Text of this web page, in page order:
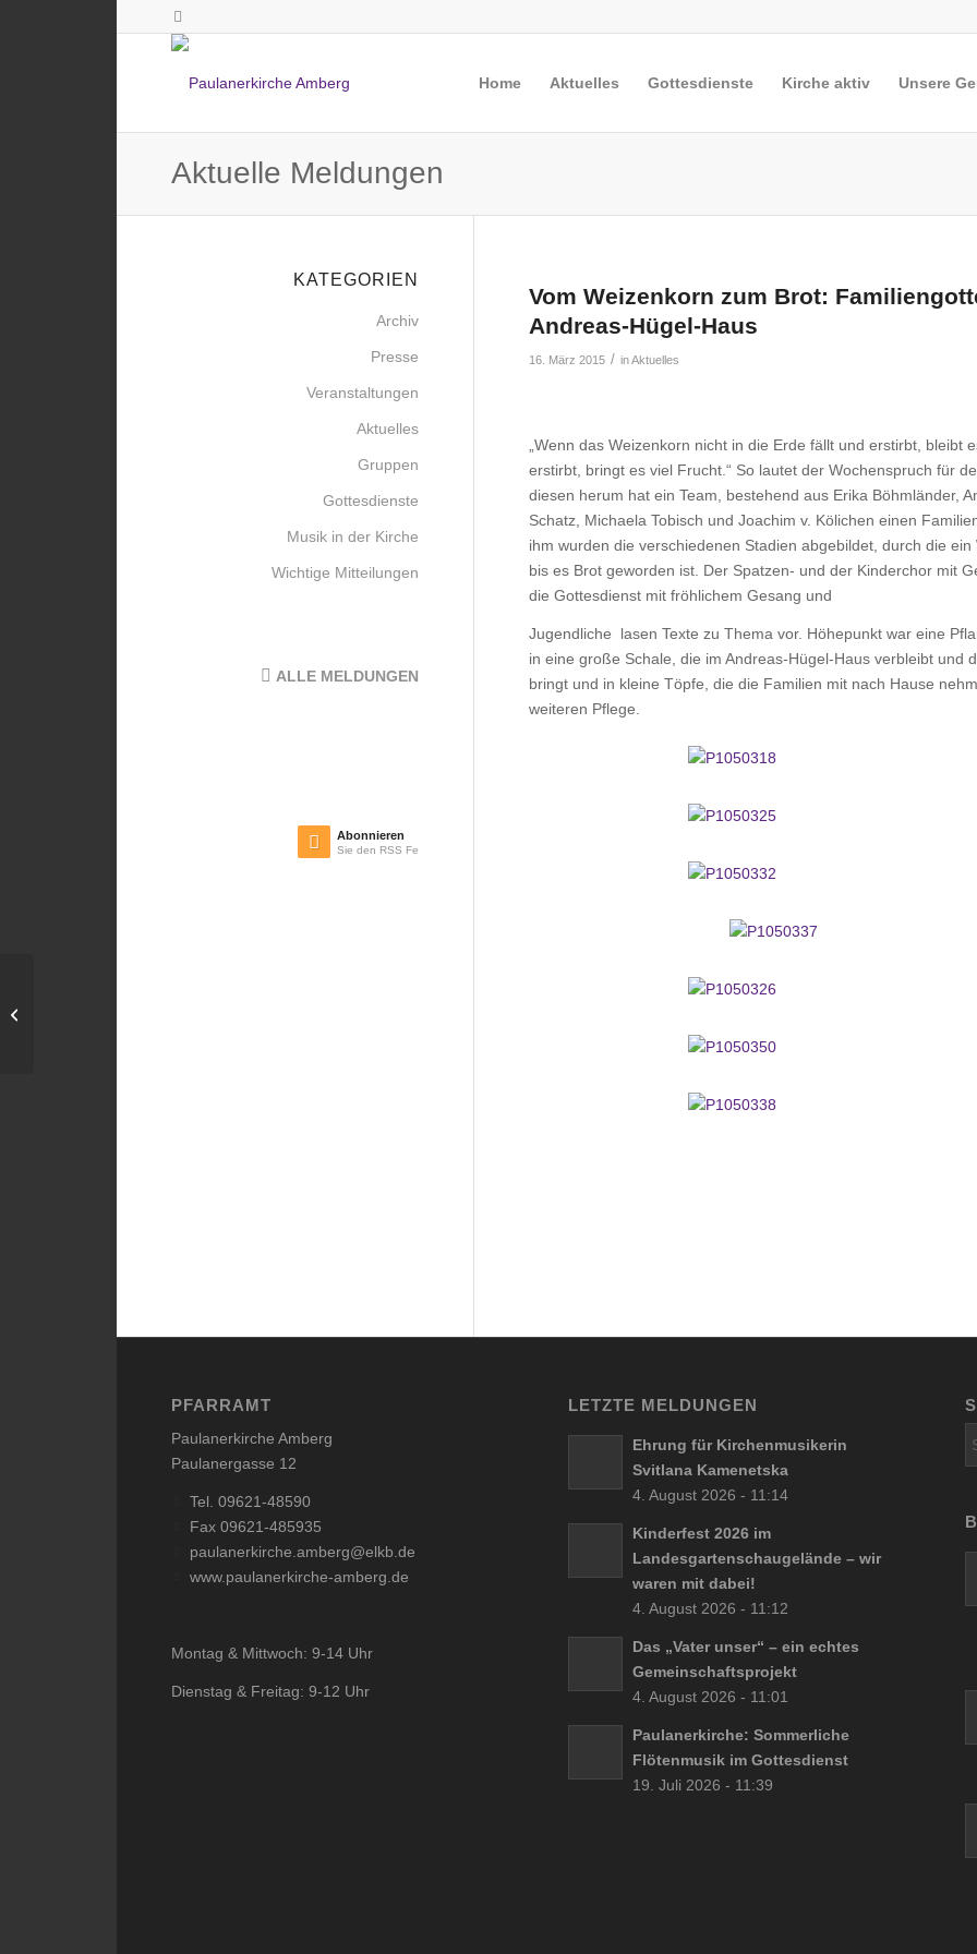
Home Aktuelles Gottesdienste Kirche aktiv Unsere
Aktuelle Meldungen
Vom Weizenkorn zum Brot:
Andreas-Hügel-Haus
16. März 2015 / inAktuelles
„Wenn das Weizenkorn nicht in die Erde fällt und erstirbt, bleibt
erstirbt, bringt es viel Frucht.“ So lautet der Wochenspruch für
diesen herum hat ein Team, bestehend aus Erika Böhmländer,
Schatz, Michaela Tobisch und Joachim v. Kölichen einen
ihm wurden die verschiedenen Stadien abgebildet, durch die ein
bis es Brot geworden ist. Der Spatzen- und der Kinderchor mit
die Gottesdienst mit fröhlichem Gesang und
Jugendliche lasen Texte zu Thema vor. Höhepunkt war eine
in eine große Schale, die im Andreas-Hügel-Haus verbleibt und
bringt und in kleine Töpfe, die die Familien mit nach Hause
weiteren Pflege.
KATEGORIEN
Archiv
Presse
Veranstaltungen
Aktuelles
Gruppen
Gottesdienste
Musik in der Kirche
Wichtige Mitteilungen
ALLE MELDUNGEN
Abonnieren
Sie den RSS Feed
PFARRAMT
Paulanerkirche Amberg
Paulanergasse 12
Tel. 09621-48590
Fax 09621-485935
paulanerkirche.amberg@elkb.de
www.paulanerkirche-amberg.de
Montag & Mittwoch: 9-14 Uhr
Dienstag & Freitag: 9-12 Uhr
LETZTE MELDUNGEN
Ehrung für Kirchenmusikerin
Svitlana Kamenetska
4. August 2026 - 11:14
Kinderfest 2026 im
Landesgartenschaugelände – wir
waren mit dabei!
4. August 2026 - 11:12
Das „Vater unser“ – ein echtes
Gemeinschaftsprojekt
4. August 2026 - 11:01
Paulanerkirche: Sommerliche
Flötenmusik im Gottesdienst
19. Juli 2026 - 11:39